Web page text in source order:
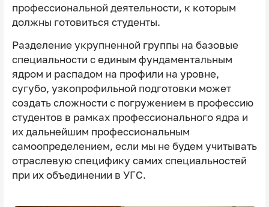
профессиональной деятельности, к которым
должны готовиться студенты.
Разделение укрупненной группы на базовые
специальности с единым фундаментальным
ядром и распадом на профили на уровне,
сугубо, узкопрофильной подготовки может
создать сложности с погружением в профессию
студентов в рамках профессионального ядра и
их дальнейшим профессиональным
самоопределением, если мы не будем учитывать
отраслевую специфику самих специальностей
при их объединении в УГС.